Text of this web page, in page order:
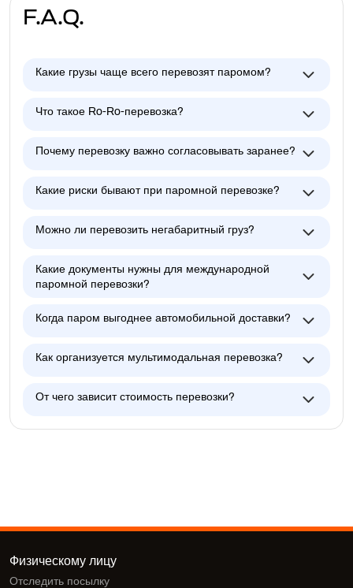
F.A.Q.
Какие грузы чаще всего перевозят паромом?
Что такое Ro-Ro-перевозка?
Почему перевозку важно согласовывать заранее?
Какие риски бывают при паромной перевозке?
Можно ли перевозить негабаритный груз?
Какие документы нужны для международной
паромной перевозки?
Когда паром выгоднее автомобильной доставки?
Как организуется мультимодальная перевозка?
От чего зависит стоимость перевозки?
Физическому лицу
Отследить посылку